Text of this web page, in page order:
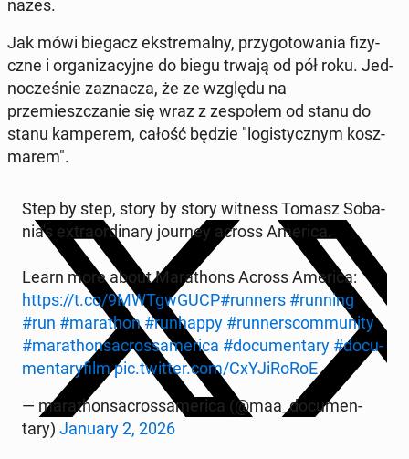
nazes.
Jak mówi biegacz ek­stremal­ny, przy­go­towa­nia fizy­
czne i or­ga­ni­za­cyjne do biegu trwają od pół roku. Jed­
nocześnie za­z­nacza, że ze względu na
przemieszczanie się wraz z ze­społem od stanu do
stanu kam­perem, całość będzie "lo­gisty­cznym kosz­
marem".
Step by step, story by story witness Tomasz Soba­
ni­a's ex­tra­or­di­nary journey across America.
Learn more about Marathons Across America:
https://t.co/9MWT­g­wGUCP#runners #running
#run #marathon #run­hap­py #run­ner­scom­mu­ni­ty
#marathon­sacrossamer­i­ca #doc­u­men­tary #doc­u­
men­tary­film pic.twitter.com/CxYJiRo­RoE
— marathon­sacrossamer­i­ca (@maa_doc­u­men­
tary) January 2, 2026